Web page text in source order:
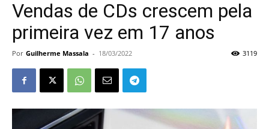
Vendas de CDs crescem pela
primeira vez em 17 anos
Por Guilherme Massala - 18/03/2022 3119